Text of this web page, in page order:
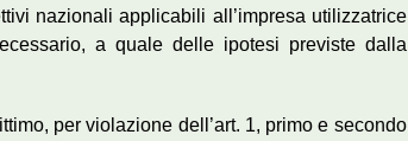
nazionali applicabili all’impresa utilizzatrice
a quale delle ipotesi previste dalla
per violazione dell’art. 1, primo e secondo